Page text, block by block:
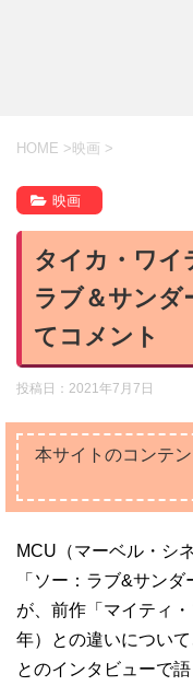
HOME > 映画 >
映画
タイカ・ワイ
ラブ＆サンダ
てコメント
投稿日： 2021年7月7日
本サイトのコンテ
MCU（マーベル・シ
「ソー：ラブ&サン
が、前作「マイティ
年）との違いについ
とのインタビューで語